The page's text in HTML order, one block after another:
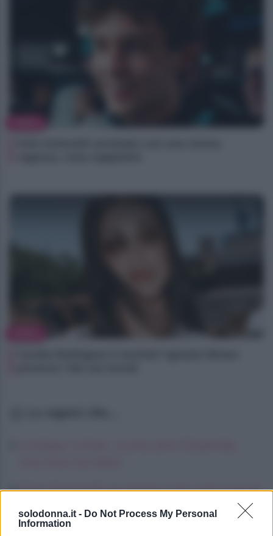
solodonna.it - Do Not Process My Personal
Information
Kimi Antonelli avvistato con una nuova
ragazza, cosa sappiamo